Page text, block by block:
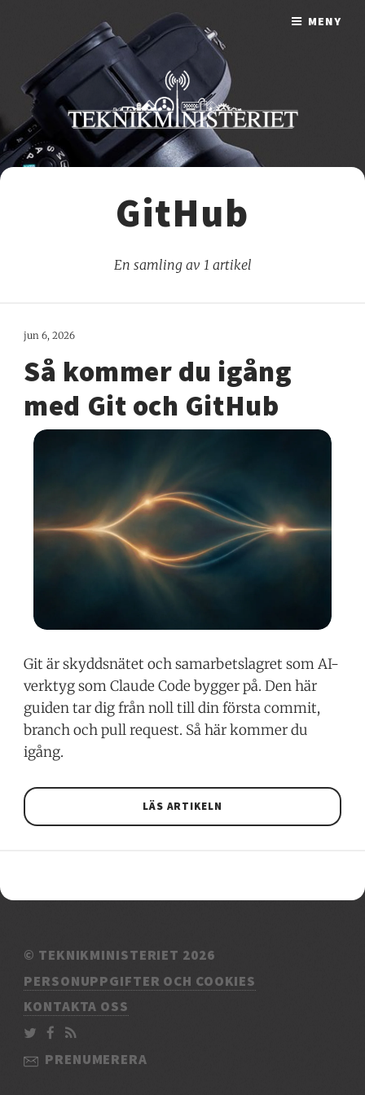
GitHub
En samling av 1 artikel
jun 6, 2026
Så kommer du igång
med Git och GitHub
Git är skyddsnätet och samarbetslagret som AI-
verktyg som Claude Code bygger på. Den här
guiden tar dig från noll till din första commit,
branch och pull request. Så här kommer du
igång.
LÄS ARTIKELN
© TEKNIKMINISTERIET 2026
PERSONUPPGIFTER OCH COOKIES
KONTAKTA OSS
PRENUMERERA
MENY